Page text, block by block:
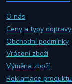
O nás
Ceny a typy dopravy
Obchodní podmínky
Vrácení zboží
Výměna zboží
Reklamace produktu